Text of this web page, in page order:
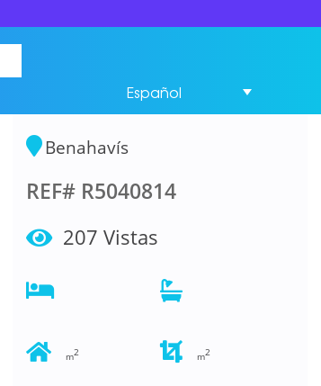
Español
Residential Plot
Benahavís
Benahavís
REF# R5040814
207 Vistas
m2 m2